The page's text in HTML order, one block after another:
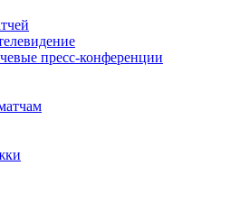
пресс-конференции